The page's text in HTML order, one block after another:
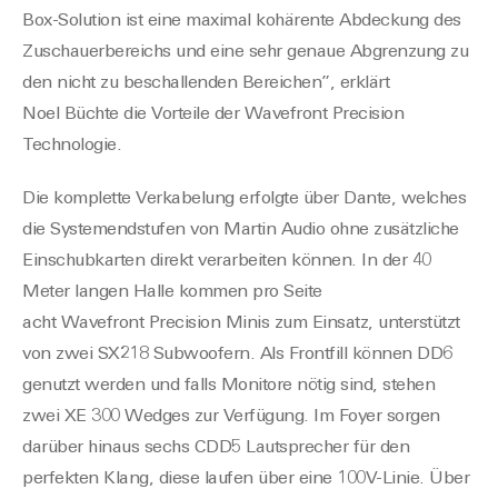
Box-Solution ist eine maximal kohärente Abdeckung des
Zuschauerbereichs und eine sehr genaue Abgrenzung zu
den nicht zu beschallenden Bereichen”, erklärt
Noel
Büchte die Vorteile der WavefrontPrecision
Technologie.
Die komplette Verkabelung erfolgte über Dante, welches
die Systemendstufen von Martin Audio ohne zusätzliche
Einschubkarten direkt verarbeiten können. In der 40
Meter langen Halle kommen pro Seite
acht WavefrontPrecision Minis zum Einsatz, unterstützt
von zwei SX218 Subwoofern. Als Frontfill
können DD6
genutzt werden und falls Monitore nötig sind, stehen
zwei XE 300 Wedges zur Verfügung. Im Foyer sorgen
darüber hinaus sechs CDD5 Lautsprecher für den
perfekten Klang, diese laufen über eine 100V-Linie. Über